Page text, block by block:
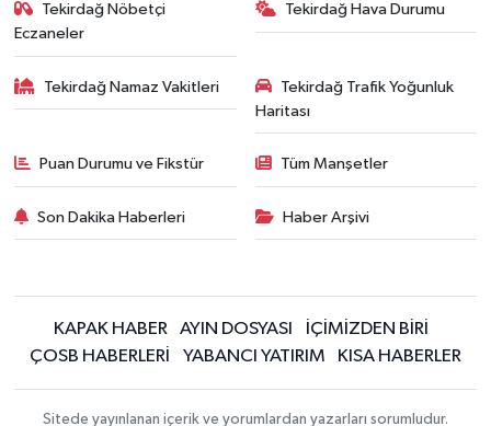
Tekirdağ Nöbetçi
Eczaneler
Tekirdağ Hava Durumu
Tekirdağ Namaz Vakitleri
Tekirdağ Trafik Yoğunluk
Haritası
Puan Durumu ve Fikstür Tüm Manşetler
Son Dakika Haberleri Haber Arşivi
KAPAK HABER AYIN DOSYASI
İÇİMİZDEN BİRİ
ÇOSB HABERLERİ
YABANCI YATIRIM KISA HABERLER
Sitede yayınlanan içerik ve yorumlardan yazarları sorumludur.